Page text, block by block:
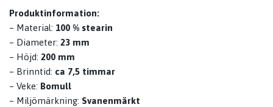
Produktinformation:
– Material: 100 % stearin
– Diameter: 23 mm
– Höjd: 200 mm
– Brinntid: ca 7,5 timmar
– Veke: Bomull
– Miljömärkning: Svanenmärkt